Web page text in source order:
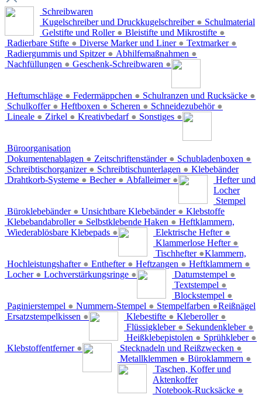
Schreibwaren
Kugelschreiber und Druckkugelschreiber ●
Gelstifte und Roller ● Bleistifte und Mikrostifte ●
Radierbare Stifte ● Diverse Marker und Liner ● Textmarker ●
Radiergummis und Spitzer ● Abhilfemaßnahmen ●
Nachfüllungen ● Geschenk-Schreibwaren ●
Schulmaterial
Heftumschläge ● Federmäppchen ● Schulranzen und Rucksäcke ●
Schulkoffer ● Heftboxen ● Scheren ● Schneidezubehör ●
Lineale ● Zirkel ● Kreativbedarf ● Sonstiges ●
Büroorganisation
Dokumentenablagen ● Zeitschriftenständer ● Schubladenboxen ●
Schreibtischorganizer ● Schreibtischunterlagen ●
Drahtkorb-Systeme ● Becher ● Abfalleimer ●
Klebebänder
Büroklebebänder ● Unsichtbare Klebebänder ●
Klebebandabroller ● Selbstklebende Haken ●
Wiederablösbare Klebepads ●
Hefter und
Locher
Elektrische Hefter ●
Klammerlose Hefter ●
Tischhefter ●
Hochleistungshafter ● Enthefter ● Heftzangen ● Heftklammern ●
Locher ● Lochverstärkungsringe ●
Stempel
Datumstempel ●
Textstempel ●
Blockstempel ●
Paginierstempel ● Nummern-Stempel ● Stempelfarben ●
Ersatzstempelkissen ●
Klebstoffe
Klebestifte ● Kleberoller ●
Flüssigkleber ● Sekundenkleber ●
Heißklebepistolen ● Sprühkleber ●
Klebstoffentferner ●
Heftklammern,
Klammern,
Reißnägel
Stecknadeln und Reißzwecken ●
Metallklemmen ● Büroklammern ●
Taschen, Koffer und
Aktenkoffer
Notebook-Rucksäcke ●